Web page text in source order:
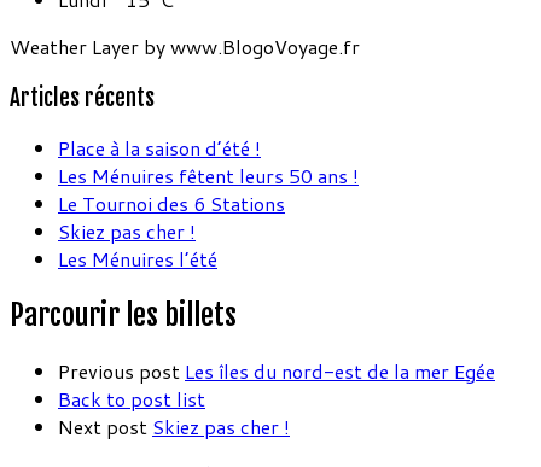
Weather Layer by www.BlogoVoyage.fr
Articles récents
Place à la saison d’été !
Les Ménuires fêtent leurs 50 ans !
Le Tournoi des 6 Stations
Skiez pas cher !
Les Ménuires l’été
Parcourir les billets
Previous post Les îles du nord-est de la mer Egée
Back to post list
Next post Skiez pas cher !